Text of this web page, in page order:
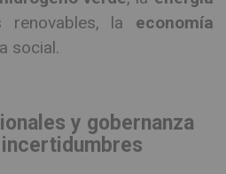
renovables, la economía
social.
y gobernanza